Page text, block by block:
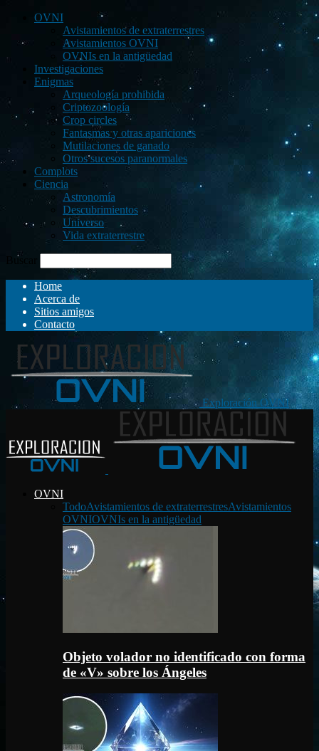
OVNI
Avistamientos de extraterrestres
Avistamientos OVNI
OVNIs en la antigüedad
Investigaciones
Enigmas
Arqueología prohibida
Criptozoología
Crop circles
Fantasmas y otras apariciones
Mutilaciones de ganado
Otros sucesos paranormales
Complots
Ciencia
Astronomía
Descubrimientos
Universo
Vida extraterrestre
Buscar
Home
Acerca de
Sitios amigos
Contacto
Exploración OVNI
OVNI
TodoAvistamientos de extraterrestresAvistamientos
OVNIOVNIs en la antigüedad
Objeto volador no identificado con forma
de «V» sobre los Ángeles